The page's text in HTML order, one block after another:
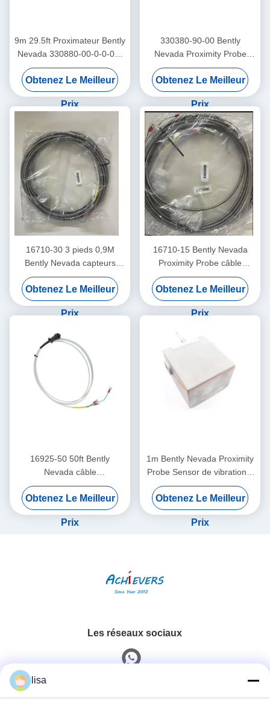
9m 29.5ft Proximateur Bently
Nevada 330880-00-0-0-03-
02 PROXPAC Assemblage
du transducteur de proximité
Obtenez Le Meilleur
Prix
330380-90-00 Bently
Nevada Proximity Probe
3300 XL Capteur de
proximité à haute
température
Obtenez Le Meilleur
Prix
16710-30 3 pieds 0,9M
Bently Nevada capteurs
câble d'interconnexion
Obtenez Le Meilleur
Prix
16710-15 Bently Nevada
Proximity Probe câble
d'interconnexion avec
armure -15 - C
Obtenez Le Meilleur
Prix
16925-50 50ft Bently
Nevada câble
d'interconnexion de
proximité sans blindage
Obtenez Le Meilleur
Prix
1m Bently Nevada Proximity
Probe Sensor de vibration à
double sonde 26530-12-10-
00-000-309-00-03-01
Obtenez Le Meilleur
Prix
Les réseaux sociaux
lisa